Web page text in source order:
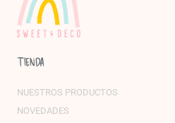
TIENDA
NUESTROS PRODUCTOS
NOVEDADES